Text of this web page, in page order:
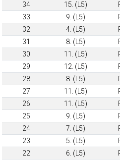
34
15. (L5)
33
9. (L5)
32
4. (L5)
31
8. (L5)
30
11. (L5)
29
12. (L5)
28
8. (L5)
27
11. (L5)
26
11. (L5)
25
9. (L5)
24
7. (L5)
23
5. (L5)
22
6. (L5)